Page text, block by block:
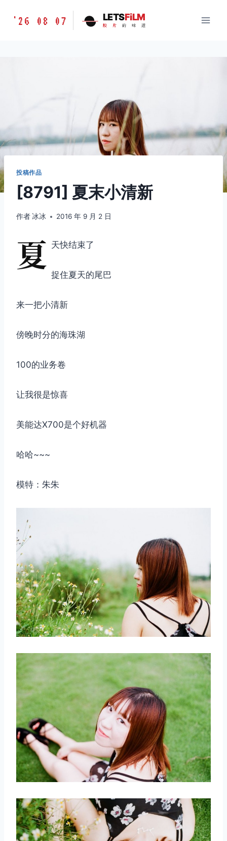
胶
'26 08 07 LETSFiLM
胶 片 的 味 道
投稿作品
[8791] 夏末小清新
作者 冰冰 2016 年 9 月 2 日
夏 天快结束了
捉住夏天的尾巴
来一把小清新
傍晚时分的海珠湖
100的业务卷
让我很是惊喜
美能达X700是个好机器
哈哈~~~
模特：朱朱